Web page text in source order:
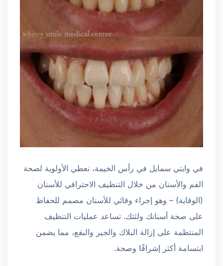
في وايتي سمايل في رأس الخيمة، نعطي الأولوية لصحة
الفم والأسنان من خلال التنظيف الاحترافي للأسنان
(الوقاية) – وهو إجراء وقائي للأسنان مصمم للحفاظ
على صحة أسنانك ولثتك. تساعد عمليات التنظيف
المنتظمة على إزالة البلاك والجير والبقع، مما يضمن
ابتسامة أكثر إشراقًا وصحة.